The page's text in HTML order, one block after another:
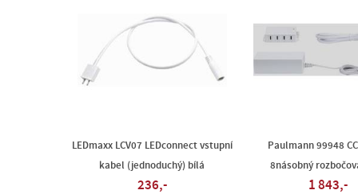
LEDmaxx LCV07 LEDconnect vstupní
kabel (jednoduchý) bílá
236,-
Paulmann 99948
8násobný
1 843,-